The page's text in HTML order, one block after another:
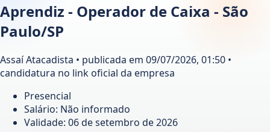
Aprendiz - Operador de Caixa - São
Paulo/SP
Assaí Atacadista • publicada em 09/07/2026, 01:50 •
candidatura no link oficial da empresa
Presencial
Salário: Não informado
Validade: 06 de setembro de 2026